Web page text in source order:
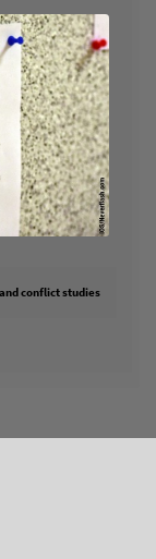
conflict studies